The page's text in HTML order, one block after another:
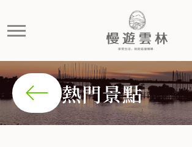
口湖鰻魚王國 第一鰻波工坊位於口湖鄉
熱門景點